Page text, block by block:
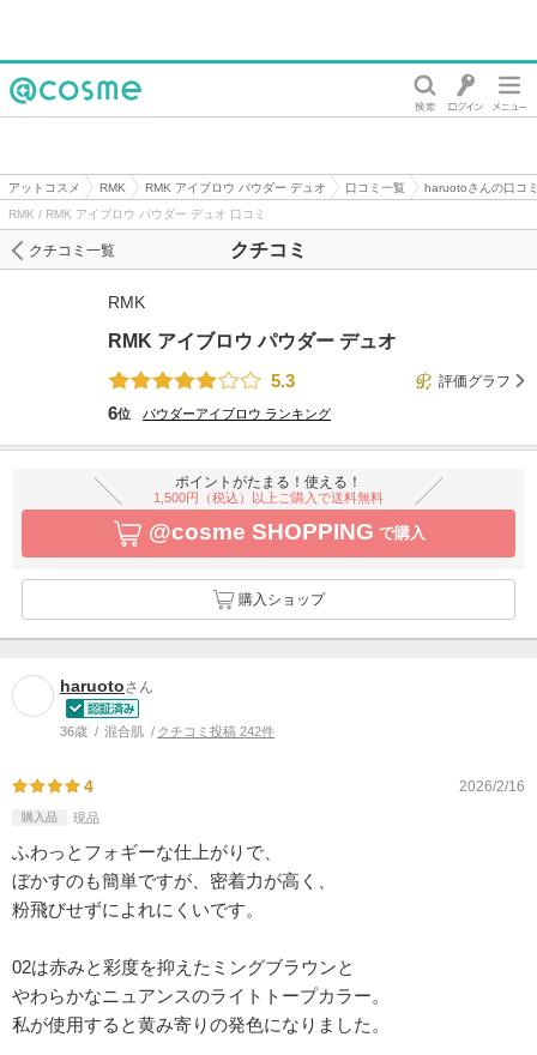
アットコスメ RMK RMK アイブロウ パウダー デュオ 口コミ一覧
haruotoさんの口コ
RMK / RMK アイブロウ パウダー デュオ 口コミ
クチコミ
クチコミ一覧
RMK
RMK アイブロウ パウダー デュオ
5.3
評価グラフ
6位 パウダーアイブロウ ランキング
ポイントがたまる！使える！
1,500円（税込）以上ご購入で送料無料
@cosme SHOPPING で購入
購入ショップ
haruotoさん
36歳 混合肌 クチコミ投稿 242件
4 2026/2/16
購入品 現品
ふわっとフォギーな仕上がりで、
ぼかすのも簡単ですが、密着力が高く、
粉飛びせずによれにくいです。
02は赤みと彩度を抑えたミングブラウンと
やわらかなニュアンスのライトトープカラー。
私が使用すると黄み寄りの発色になりました。